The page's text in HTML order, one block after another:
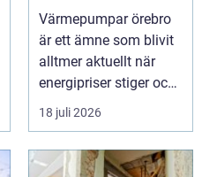
hus och
fastigheter
Värmepumpar örebro
är ett ämne som blivit
alltmer aktuellt när
energipriser stiger och
fler vill sän...
18 juli 2026